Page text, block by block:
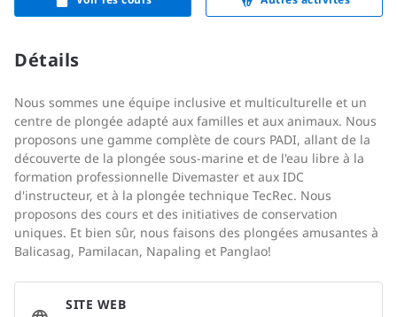
Détails
Nous sommes une équipe inclusive et multiculturelle et un
centre de plongée adapté aux familles et aux animaux. Nous
proposons une gamme complète de cours PADI, allant de la
découverte de la plongée sous-marine et de l'eau libre à la
formation professionnelle Divemaster et aux IDC
d'instructeur, et à la plongée technique TecRec. Nous
proposons des cours et des initiatives de conservation
uniques. Et bien sûr, nous faisons des plongées amusantes à
Balicasag, Pamilacan, Napaling et Panglao!
SITE WEB